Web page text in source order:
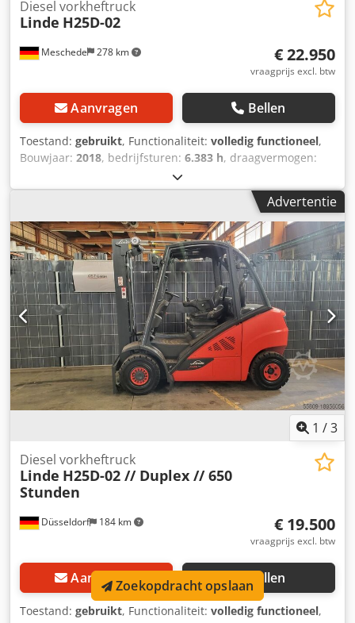
Meschede 278 km
Diesel vorkheftruck
Linde H25D-02
€ 22.950
vraagprijs excl. btw
Aanvragen Bellen
Toestand: gebruikt, Functionaliteit: volledig functioneel,
Bouwjaar: 2018, bedrijfsturen: 6.383 h, draagvermogen:
3.450 mm
brandstoftype:diesel, masttype:Simplex, bouwhoogte:
, Diesel heftruck
Lastzwaartepunt: 500 mm Credpfxezf Sa Do Aczef ISO-
klasse: ISO klasse 2 = 1.000 - 2.500 kg Masttype: Standaard
Conditie: Direct inzetbaar en volledig functioneel
Technische staat: Zeer goed Voorbanden type: Volrubber
(superelastisch) Voorbanden conditie: 80 - 100%
Achterbanden type: Volrubber (superelastisch)
Achterbanden conditie: 60 - 80% Beschrijving: Het voertuig
wordt UVV-gekeurd. Voor levering krijgt de machine een
onderhoudsbeurt en wordt gereinigd. Desgewenst wordt
de machine opnieuw gespoten. Zijdelingse verstelling,
vorkversteller, 3e ventiel, 4e ventiel, werkverlichting
achter, werkverlichting voor, verwarming, volledige cabine,
Advertentie
1 /3
Düsseldorf 184 km
Diesel vorkheftruck
Linde H25D-02 // Duplex // 650
Stunden
€ 19.500
vraagprijs excl. btw
Aanvragen Bellen
Toestand: gebruikt, Functionaliteit: volledig functioneel,
Zoekopdracht opslaan